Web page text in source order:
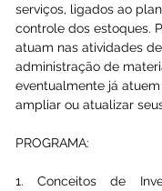
serviços, ligados ao
controle dos estoques.
atuam nas atividades
administração de
eventualmente já
ampliar ou atualizar
PROGRAMA:
1. Conceitos de